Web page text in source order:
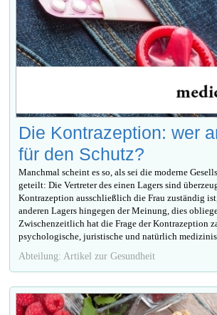
Die Kontrazeption: wer
für den Schutz?
Manchmal scheint es so, als sei die moderne
geteilt: Die Vertreter des einen Lagers sind
Kontrazeption ausschließlich die Frau zuständig
anderen Lagers hingegen der Meinung, dies
Zwischenzeitlich hat die Frage der Kontrazeption
psychologische, juristische und natürlich
Abteilung: Artikel zur Gesundheit